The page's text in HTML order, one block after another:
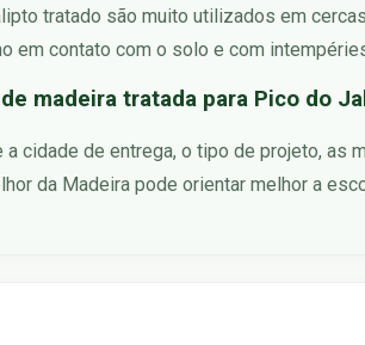
tratado são muito utilizados em
em contato com o solo e com
madeira tratada para Pico do
cidade de entrega, o tipo de projeto, as
da Madeira pode orientar melhor a